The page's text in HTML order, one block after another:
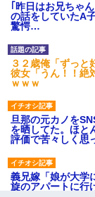
｢昨日はお兄ちゃ
の話をしていたA
驚愕…
３２歳俺「ずっ
彼女「うん！！
ｗｗｗ
旦那の元カノを
を晒してた。ほと
評価で苦々しく思
義兄嫁「娘が大学
旋のアパートに行